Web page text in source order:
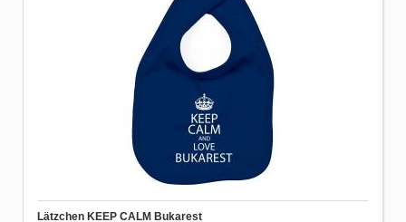
Lätzchen KEEP CALM Bukarest